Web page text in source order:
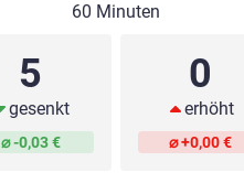
60 Minuten
5
gesenkt
⌀ -0,03 €
0
erhöht
⌀ +0,00 €